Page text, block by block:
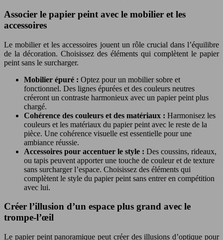
Associer le papier peint avec le mobilier et les
accessoires
Le mobilier et les accessoires jouent un rôle crucial dans l’équilibre
de la décoration. Choisissez des éléments qui complètent le papier
peint sans le surcharger.
Mobilier épuré : Optez pour un mobilier sobre et
fonctionnel. Des lignes épurées et des couleurs neutres
créeront un contraste harmonieux avec un papier peint plus
chargé.
Cohérence des couleurs et des matériaux : Harmonisez les
couleurs et les matériaux du papier peint avec le reste de la
pièce. Une cohérence visuelle est essentielle pour une
ambiance réussie.
Accessoires pour accentuer le style : Des coussins, rideaux,
ou tapis peuvent apporter une touche de couleur et de texture
sans surcharger l’espace. Choisissez des éléments qui
complètent le style du papier peint sans entrer en compétition
avec lui.
Créer l’illusion d’un espace plus grand avec le
trompe-l’œil
Le papier peint panoramique peut créer des illusions d’optique pour